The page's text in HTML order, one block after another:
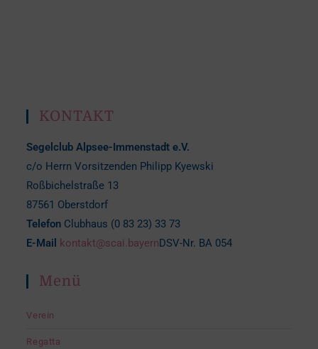
KONTAKT
Segelclub Alpsee-Immenstadt e.V.
c/o Herrn Vorsitzenden Philipp Kyewski
Roßbichelstraße 13
87561 Oberstdorf
Telefon Clubhaus (0 83 23) 33 73
E-Mail
kontakt@scai.bayernDSV-Nr. BA 054
Menü
Verein
Regatta